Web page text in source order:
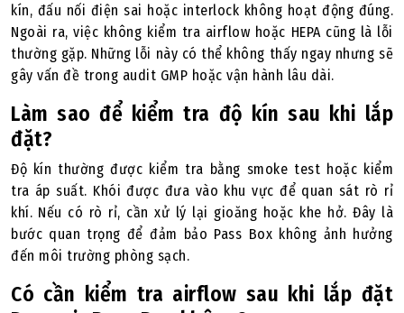
kín, đấu nối điện sai hoặc interlock không hoạt động đúng.
Ngoài ra, việc không kiểm tra airflow hoặc HEPA cũng là lỗi
thường gặp. Những lỗi này có thể không thấy ngay nhưng sẽ
gây vấn đề trong audit GMP hoặc vận hành lâu dài.
Làm sao để kiểm tra độ kín sau khi lắp
đặt?
Độ kín thường được kiểm tra bằng smoke test hoặc kiểm
tra áp suất. Khói được đưa vào khu vực để quan sát rò rỉ
khí. Nếu có rò rỉ, cần xử lý lại gioăng hoặc khe hở. Đây là
bước quan trọng để đảm bảo Pass Box không ảnh hưởng
đến môi trường phòng sạch.
Có cần kiểm tra airflow sau khi lắp đặt